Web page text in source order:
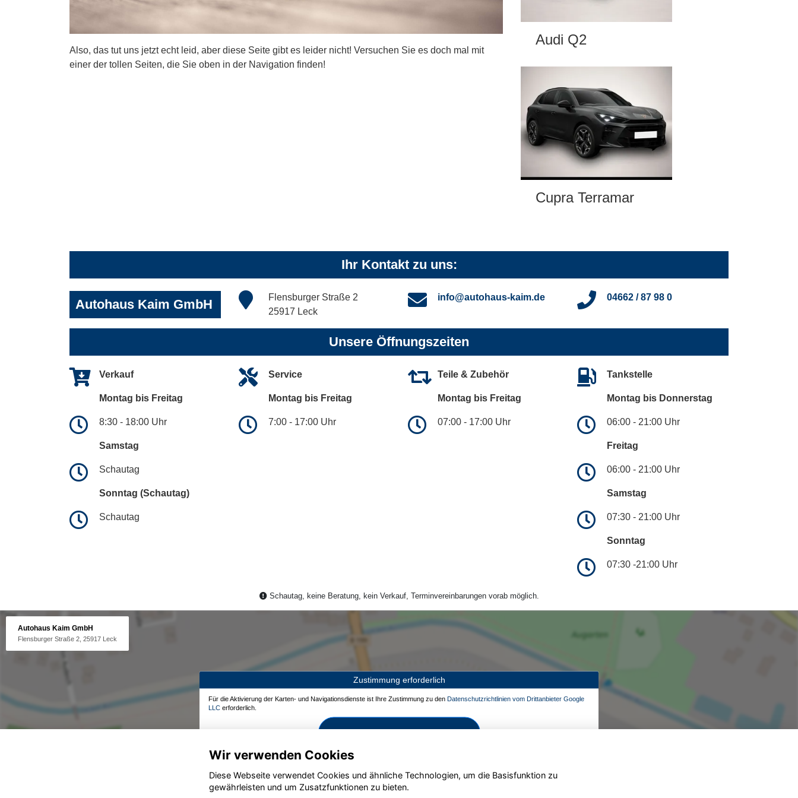
Also, das tut uns jetzt echt leid, aber diese Seite gibt es leider nicht! Versuchen Sie es doch mal mit
einer der tollen Seiten, die Sie oben in der Navigation finden!
Audi Q2
Cupra Terramar
Ihr Kontakt zu uns:
Autohaus Kaim GmbH
Flensburger Straße 2
25917 Leck
info@autohaus-kaim.de 04662 / 87 98 0
Unsere Öffnungszeiten
Verkauf
Montag bis Freitag
8:30 - 18:00 Uhr
Samstag
Schautag
Sonntag (Schautag)
Schautag
Service
Montag bis Freitag
7:00 - 17:00 Uhr
Teile & Zubehör
Montag bis Freitag
07:00 - 17:00 Uhr
Tankstelle
Montag bis Donnerstag
06:00 - 21:00 Uhr
Freitag
06:00 - 21:00 Uhr
Samstag
07:30 - 21:00 Uhr
Sonntag
07:30 -21:00 Uhr
Schautag, keine Beratung, kein Verkauf, Terminvereinbarungen vorab möglich.
Autohaus Kaim GmbH
Flensburger Straße 2, 25917 Leck
Zustimmung erforderlich
Für die Aktivierung der Karten- und Navigationsdienste ist Ihre Zustimmung zu den Datenschutzrichtlinien vom Drittanbieter Google
LLC erforderlich.
Zustimmen und aktivieren
Wir verwenden Cookies
Diese Webseite verwendet Cookies und ähnliche Technologien, um die Basisfunktion zu
gewährleisten und um Zusatzfunktionen zu bieten.